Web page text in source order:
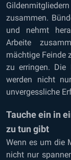
zusammen.
und nehmt
Arbeite
mächtige Feinde
zu erringen.
werden nicht
unvergessliche
Tauche ein in
zu tun gibt
Wenn es um die
nicht nur